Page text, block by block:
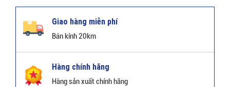
Giao hàng miễn phí
Bán kính 20km
Hàng chính hãng
Hàng sản xuất chính hãng